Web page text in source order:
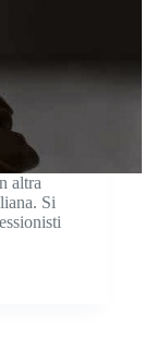
altra
Si